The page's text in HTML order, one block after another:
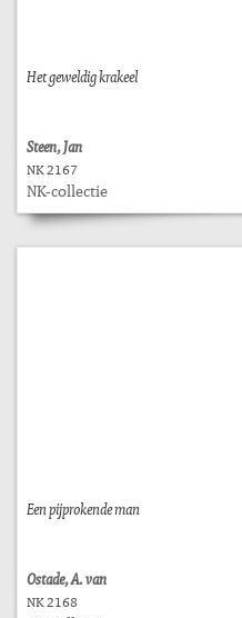
Het geweldig krakeel
Steen, Jan
NK 2167
NK-collectie
Een pijprokende man
Ostade, A. van
NK 2168